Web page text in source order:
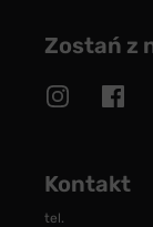
Zostań z
Kontakt
tel.